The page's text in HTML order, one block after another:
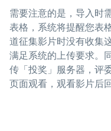
需要注意的是，导入时
表格，系统将提醒您表
道征集影片时没有收集
满足系统的上传要求。
传「投奖」服务器，评
页面观看，观看影片后